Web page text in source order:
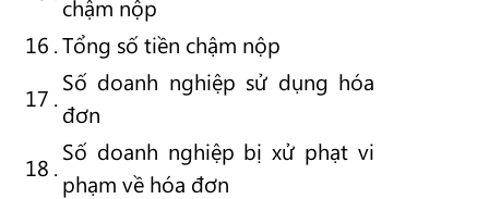
chậm nộp
16 .Tổng số tiền chậm nộp
17 .
Số doanh nghiệp sử dụng hóa
đơn
18 .
Số doanh nghiệp bị xử phạt vi
phạm về hóa đơn